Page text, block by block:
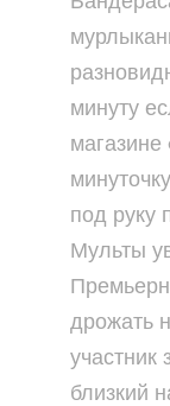
минуту
под руку
Мульты
дрожать
участник
близкий